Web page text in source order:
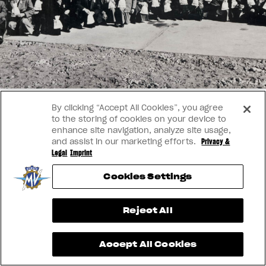
TITANIO COMING SOON
ABOUT
RUSH
SUPERVELOCE ARSHAM
Follow Us
INSTAGRAM
FACEBOOK
YOUTUBE
VÊTEMENTS
L'équipement du pilote
By clicking “Accept All Cookies”, you agree
to the storing of cookies on your device to
enhance site navigation, analyze site usage,
and assist in our marketing efforts.
Privacy &
Legal Imprint
Cookies Settings
Reject All
Accept All Cookies